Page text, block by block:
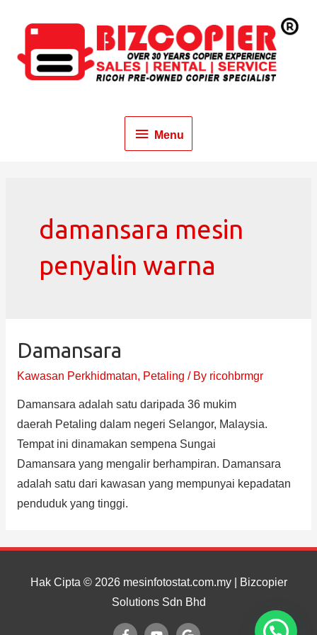
Menu
damansara mesin
penyalin warna
Damansara
Kawasan Perkhidmatan, Petaling / By ricohbrmgr
Damansara adalah satu daripada 36 mukim
daerah Petaling dalam negeri Selangor, Malaysia.
Tempat ini dinamakan sempena Sungai
Damansara yang mengalir berhampiran. Damansara
adalah satu dari kawasan yang mempunyai kepadatan
penduduk yang tinggi.
Hak Cipta © 2026 mesinfotostat.com.my| Bizcopier
Solutions Sdn Bhd